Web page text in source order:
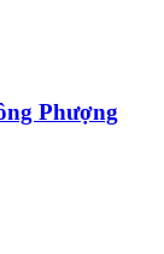
Phượng